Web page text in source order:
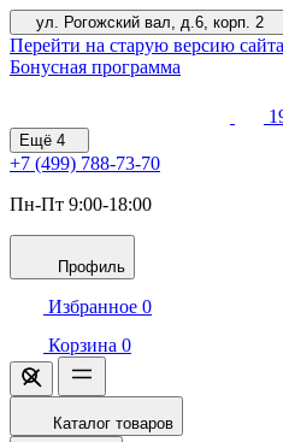
ул. Рогожский вал, д.6, корп. 2
Перейти на старую версию сайта
Бонусная программа
Ещё 4
+7 (499) 788-73-70
Пн-Пт 9:00-18:00
Профиль
Избранное 0
Корзина 0
Каталог товаров